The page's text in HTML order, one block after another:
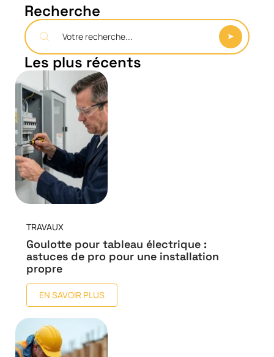
Recherche
Les plus récents
TRAVAUX
Goulotte pour tableau électrique :
astuces de pro pour une installation
propre
EN SAVOIR PLUS